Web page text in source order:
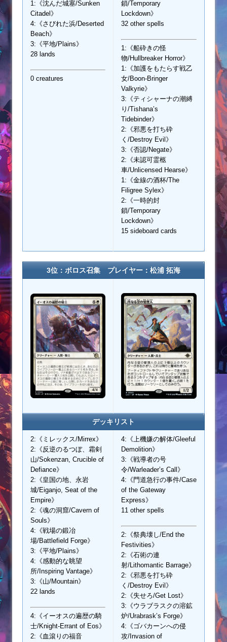
1:《沈んだ城塞/Sunken
Citadel》
4:《さびれた浜/Deserted
Beach》
3:《平地/Plains》
28 lands
0 creatures
鎖/Temporary
Lockdown》
32 other spells
1:《船砕きの怪
物/Hullbreaker Horror》
1:《加護をもたらす戦乙
女/Boon-Bringer
Valkyrie》
3:《ティシャーナの潮縛
り/Tishana’s
Tidebinder》
2:《邪悪を打ち砕
く/Destroy Evil》
3:《否認/Negate》
2:《未認可霊柩
車/Unlicensed Hearse》
1:《金線の酒杯/The
Filigree Sylex》
2:《一時的封
鎖/Temporary
Lockdown》
15 sideboard cards
3位：ボロス召集 プレイヤー： 松浦 拓海
デッキリスト
2:《ミレックス/Mirrex》
2:《反逆のるつぼ、霜剣
山/Sokenzan, Crucible of
Defiance》
2:《皇国の地、永岩
城/Eiganjo, Seat of the
Empire》
2:《魂の洞窟/Cavern of
Souls》
4:《戦場の鍛冶
場/Battlefield Forge》
3:《平地/Plains》
4:《感動的な眺望
所/Inspiring Vantage》
3:《山/Mountain》
22 lands
4:《イーオスの遍歴の騎
士/Knight-Errant of Eos》
2:《血滾りの福音
4:《上機嫌の解体/Gleeful
Demolition》
3:《戦導者の号
令/Warleader’s Call》
4:《門道急行の事件/Case
of the Gateway
Express》
11 other spells
2:《祭典壊し/End the
Festivities》
2:《石術の連
射/Lithomantic Barrage》
2:《邪悪を打ち砕
く/Destroy Evil》
2:《失せろ/Get Lost》
3:《ウラブラスクの溶鉱
炉/Urabrask’s Forge》
4:《ゴバカーンへの侵
攻/Invasion of